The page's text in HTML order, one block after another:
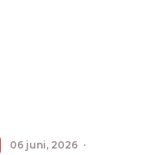
06 juni, 2026 ·